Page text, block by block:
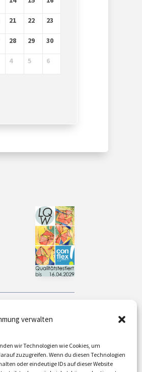
verwalten
wir Technologien wie Cookies, um
zuzugreifen. Wenn du diesen Technologien
oder eindeutige IDs auf dieser Website
21 22 23
28 29 30
4 5 6